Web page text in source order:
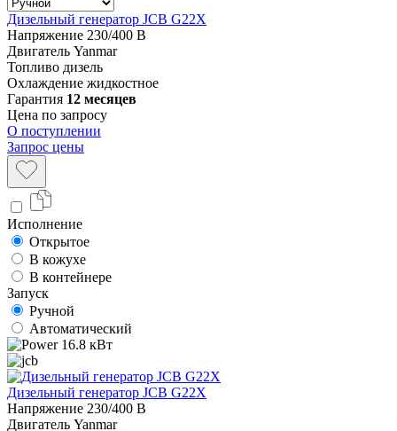
Дизельный генератор JCB G22X
Напряжение 230/400 В
Двигатель Yanmar
Топливо дизель
Охлаждение жидкостное
Гарантия 12 месяцев
Цена по запросу
О поступлении
Запрос цены
Исполнение
Открытое
В кожухе
В контейнере
Запуск
Ручной
Автоматический
16.8 кВт
Дизельный генератор JCB G22X
Напряжение 230/400 В
Двигатель Yanmar